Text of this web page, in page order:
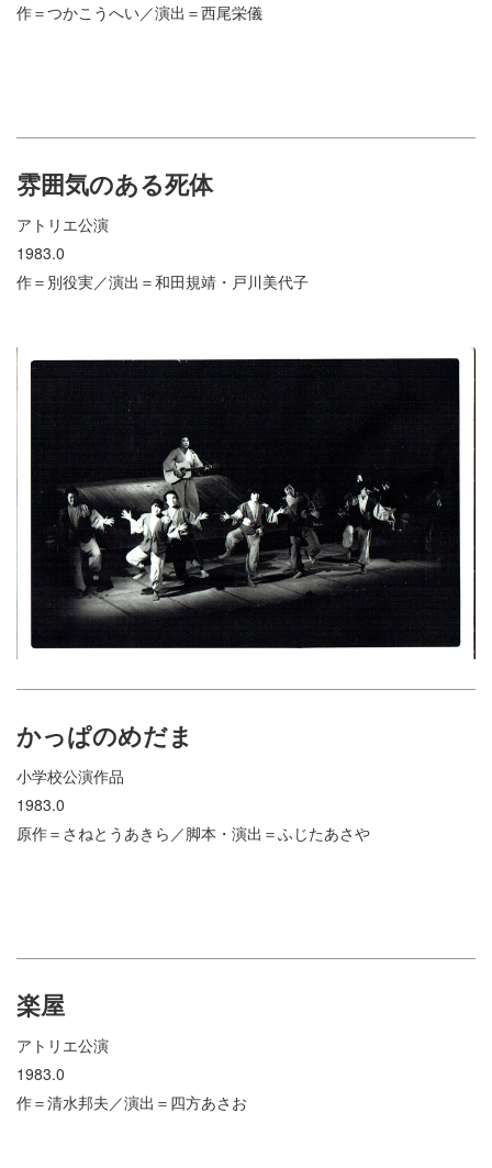
作＝つかこうへい／演出＝西尾栄儀
雰囲気のある死体
アトリエ公演
1983.0
作＝別役実／演出＝和田規靖・戸川美代子
かっぱのめだま
小学校公演作品
1983.0
原作＝さねとうあきら／脚本・演出＝ふじたあさや
楽屋
アトリエ公演
1983.0
作＝清水邦夫／演出＝四方あさお